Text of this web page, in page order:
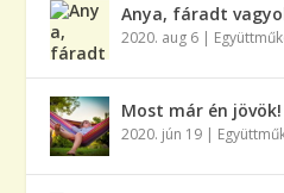
Anya, fáradt
2020. aug 6 |
Most már én jövök!
2020. jún 19 |